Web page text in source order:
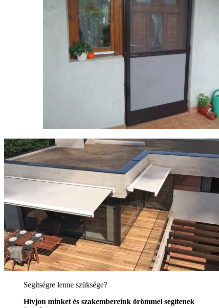
Segítségre lenne szüksége?
Hívjon minket és szakembereink örömmel segítenek